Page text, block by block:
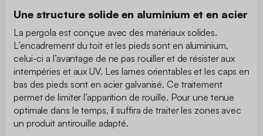
Une structure solide en aluminium et en acier
La pergola est conçue avec des matériaux solides.
L’encadrement du toit et les pieds sont en aluminium,
celui-ci a l’avantage de ne pas rouiller et de résister aux
intempéries et aux UV. Les lames orientables et les caps en
bas des pieds sont en acier galvanisé. Ce traitement
permet de limiter l’apparition de rouille. Pour une tenue
optimale dans le temps, il suffira de traiter les zones avec
un produit antirouille adapté.